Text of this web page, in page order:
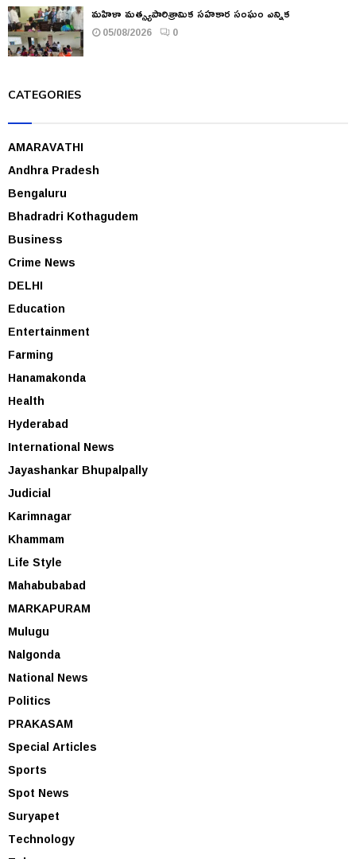
మహిళా మత్స్యపారిశ్రామిక సహకార సంఘం ఎన్నిక
05/08/2026 0
CATEGORIES
AMARAVATHI
Andhra Pradesh
Bengaluru
Bhadradri Kothagudem
Business
Crime News
DELHI
Education
Entertainment
Farming
Hanamakonda
Health
Hyderabad
International News
Jayashankar Bhupalpally
Judicial
Karimnagar
Khammam
Life Style
Mahabubabad
MARKAPURAM
Mulugu
Nalgonda
National News
Politics
PRAKASAM
Special Articles
Sports
Spot News
Suryapet
Technology